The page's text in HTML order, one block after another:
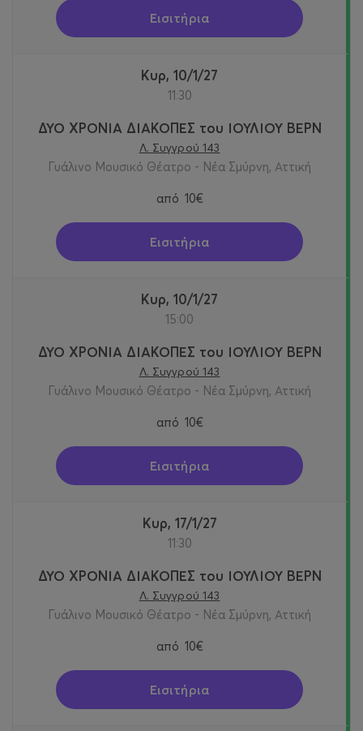
Εισιτήρια
Κυρ, 10/1/27
11:30
ΔΥΟ ΧΡΟΝΙΑ ΔΙΑΚΟΠΕΣ του ΙΟΥΛΙΟΥ ΒΕΡΝ
Λ. Συγγρού 143
Γυάλινο Μουσικό Θέατρο - Νέα Σμύρνη, Αττική
από 10€
Εισιτήρια
Κυρ, 10/1/27
15:00
ΔΥΟ ΧΡΟΝΙΑ ΔΙΑΚΟΠΕΣ του ΙΟΥΛΙΟΥ ΒΕΡΝ
Λ. Συγγρού 143
Γυάλινο Μουσικό Θέατρο - Νέα Σμύρνη, Αττική
από 10€
Εισιτήρια
Κυρ, 17/1/27
11:30
ΔΥΟ ΧΡΟΝΙΑ ΔΙΑΚΟΠΕΣ του ΙΟΥΛΙΟΥ ΒΕΡΝ
Λ. Συγγρού 143
Γυάλινο Μουσικό Θέατρο - Νέα Σμύρνη, Αττική
από 10€
Εισιτήρια